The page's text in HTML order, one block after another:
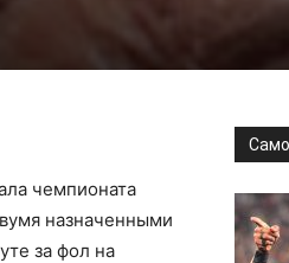
чемпионата
назначенными
за фол на